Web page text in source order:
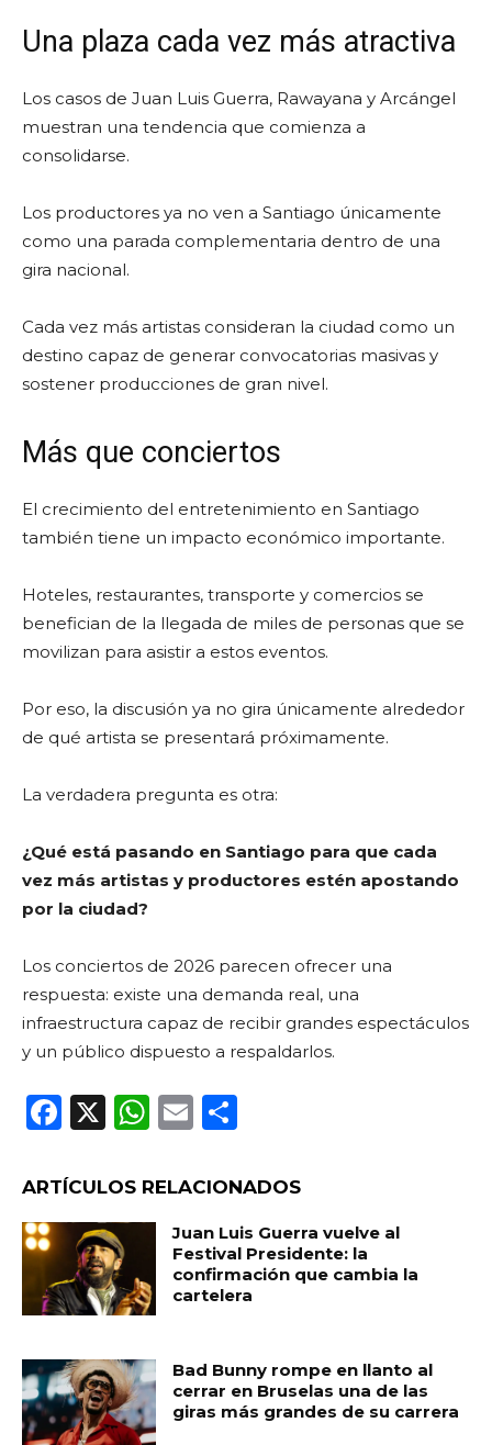
Una plaza cada vez más atractiva
Los casos de Juan Luis Guerra, Rawayana y Arcángel
muestran una tendencia que comienza a
consolidarse.
Los productores ya no ven a Santiago únicamente
como una parada complementaria dentro de una
gira nacional.
Cada vez más artistas consideran la ciudad como un
destino capaz de generar convocatorias masivas y
sostener producciones de gran nivel.
Más que conciertos
El crecimiento del entretenimiento en Santiago
también tiene un impacto económico importante.
Hoteles, restaurantes, transporte y comercios se
benefician de la llegada de miles de personas que se
movilizan para asistir a estos eventos.
Por eso, la discusión ya no gira únicamente alrededor
de qué artista se presentará próximamente.
La verdadera pregunta es otra:
¿Qué está pasando en Santiago para que cada
vez más artistas y productores estén apostando
por la ciudad?
Los conciertos de 2026 parecen ofrecer una
respuesta: existe una demanda real, una
infraestructura capaz de recibir grandes espectáculos
y un público dispuesto a respaldarlos.
F
c
e
b
o
o
k
X
W
a
ts
A
p
p
E
ai m
p
ar
ti
ARTÍCULOS RELACIONADOS
Juan Luis Guerra vuelve al
Festival Presidente: la
confirmación que cambia la
cartelera
Bad Bunny rompe en llanto al
cerrar en Bruselas una de las
giras más grandes de su carrera